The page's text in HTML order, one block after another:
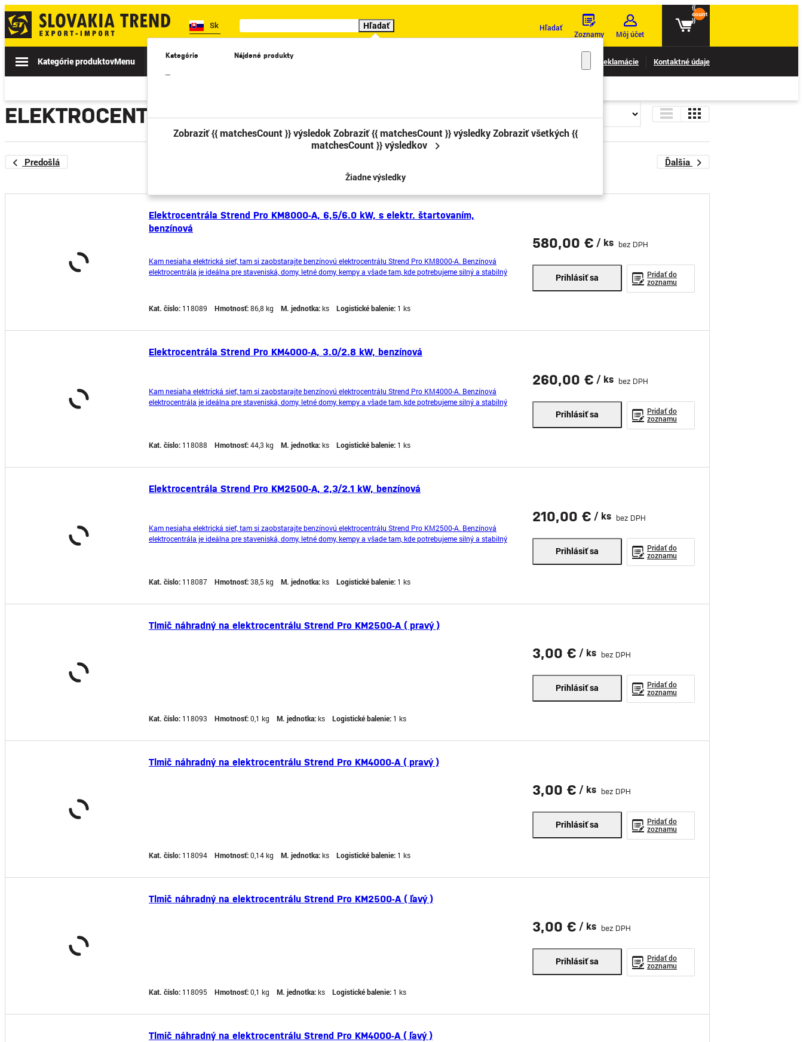
Sk Hľadať
Kategórie
–
Nájdené produkty
Zobraziť {{ matchesCount }} výsledok Zobraziť {{ matchesCount }} výsledky Zobraziť všetkých {{
matchesCount }} výsledkov
Žiadne výsledky
Hľadať
Zoznamy Môj účet
{{
count
}}
Kategórie produktovMenu Akcie Novinky II. TRIEDA Katalógy Reklamácie Kontaktné údaje
ELEKTROCENTRÁLY
Predošlá Ďalšia
Elektrocentrála Strend Pro KM8000-A, 6,5/6.0 kW, s elektr. štartovaním,
benzínová
Kam nesiaha elektrická sieť, tam si zaobstarajte benzínovú elektrocentrálu Strend Pro KM8000-A. Benzínová
elektrocentrála je ideálna pre staveniská, domy, letné domy, kempy a všade tam, kde potrebujeme silný a stabilný
Kat. číslo: 118089 Hmotnosť:86,8 kg M. jednotka:ks Logistické balenie: 1 ks
580,00 € / ks bez DPH
Prihlásiť sa
Pridať do
zoznamu
Elektrocentrála Strend Pro KM4000-A, 3.0/2.8 kW, benzínová
Kam nesiaha elektrická sieť, tam si zaobstarajte benzínovú elektrocentrálu Strend Pro KM4000-A. Benzínová
elektrocentrála je ideálna pre staveniská, domy, letné domy, kempy a všade tam, kde potrebujeme silný a stabilný
Kat. číslo: 118088 Hmotnosť:44,3 kg M. jednotka:ks Logistické balenie: 1 ks
260,00 € / ks bez DPH
Prihlásiť sa
Pridať do
zoznamu
Elektrocentrála Strend Pro KM2500-A, 2,3/2.1 kW, benzínová
Kam nesiaha elektrická sieť, tam si zaobstarajte benzínovú elektrocentrálu Strend Pro KM2500-A. Benzínová
elektrocentrála je ideálna pre staveniská, domy, letné domy, kempy a všade tam, kde potrebujeme silný a stabilný
Kat. číslo: 118087 Hmotnosť:38,5 kg M. jednotka:ks Logistické balenie: 1 ks
210,00 € / ks bez DPH
Prihlásiť sa
Pridať do
zoznamu
Tlmič náhradný na elektrocentrálu Strend Pro KM2500-A ( pravý )
Kat. číslo: 118093 Hmotnosť:0,1 kg M. jednotka:ks Logistické balenie: 1 ks
3,00 € / ks bez DPH
Prihlásiť sa
Pridať do
zoznamu
Tlmič náhradný na elektrocentrálu Strend Pro KM4000-A ( pravý )
Kat. číslo: 118094 Hmotnosť:0,14 kg M. jednotka:ks Logistické balenie: 1 ks
3,00 € / ks bez DPH
Prihlásiť sa
Pridať do
zoznamu
Tlmič náhradný na elektrocentrálu Strend Pro KM2500-A ( ľavý )
Kat. číslo: 118095 Hmotnosť:0,1 kg M. jednotka:ks Logistické balenie: 1 ks
3,00 € / ks bez DPH
Prihlásiť sa
Pridať do
zoznamu
Tlmič náhradný na elektrocentrálu Strend Pro KM4000-A ( ľavý )